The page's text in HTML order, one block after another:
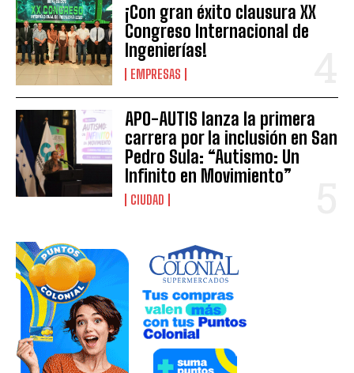
¡Con gran éxito clausura XX
Congreso Internacional de
Ingenierías!
EMPRESAS
APO-AUTIS lanza la primera
carrera por la inclusión en San
Pedro Sula: “Autismo: Un
Infinito en Movimiento”
CIUDAD